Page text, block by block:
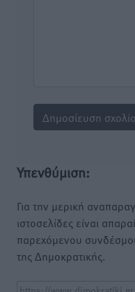
Υπενθύμιση:
Για την μερική
ιστοσελίδες είναι
παρεχόμενου
της Δημοκρατικής.